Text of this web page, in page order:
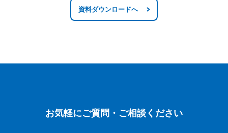
資料ダウンロードへ
お気軽にご質問・ご相談ください
お気軽にご質問・ご相談ください